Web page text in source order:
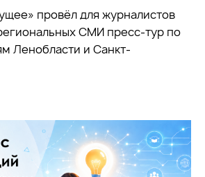
провёл для журналистов
СМИ пресс-тур по
Ленобласти и Санкт-